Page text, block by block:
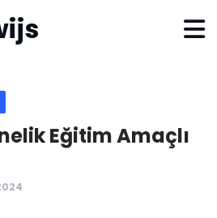
Eğitim Amaçlı